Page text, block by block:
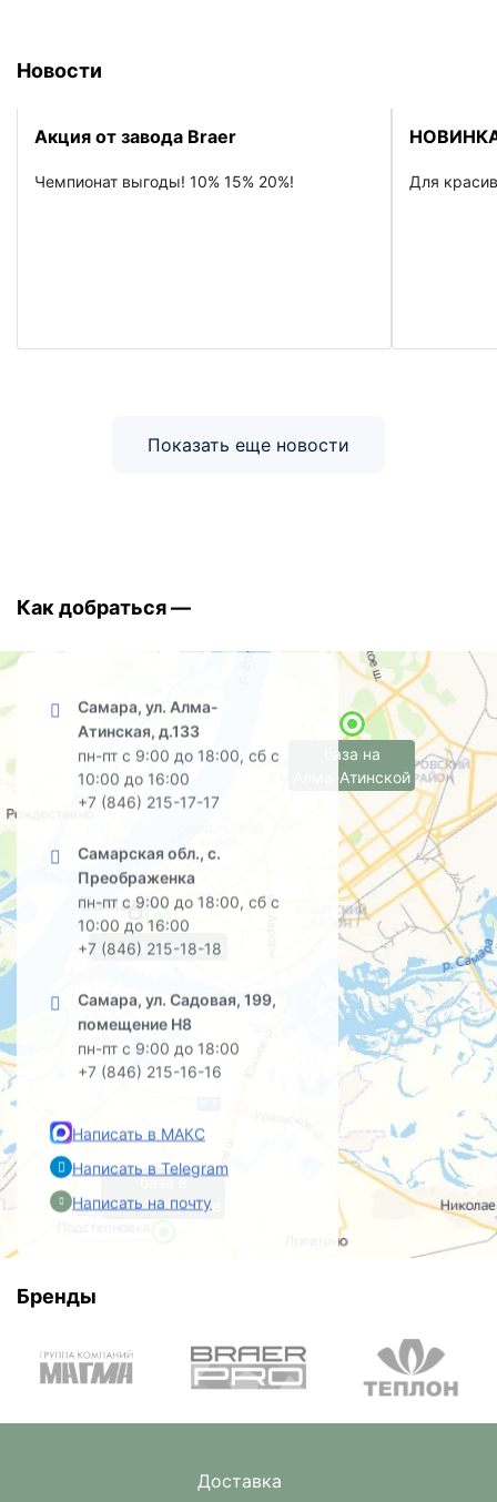
Новости
Акция от завода Braer
Чемпионат выгоды! 10% 15% 20%! Для
Показать еще новости
Как добраться —
Самара, ул. Алма-
Атинская, д.133
пн-пт с 9:00 до 18:00, сб с
10:00 до 16:00
+7 (846) 215-17-17
Самарская обл., с.
Преображенка
пн-пт с 9:00 до 18:00, сб с
10:00 до 16:00
+7 (846) 215-18-18
Самара, ул. Садовая, 199,
помещение Н8
пн-пт с 9:00 до 18:00
+7 (846) 215-16-16
Написать в МАКС
Написать в Telegram
Написать на почту
офис на Садовой
база в
Преображенке
база на
Алма-Атинской
Бренды
Доставка